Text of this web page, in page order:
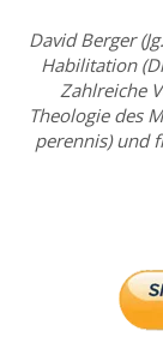
David Berger
Habilitation
Zahlreiche
Theologie des
perennis) und